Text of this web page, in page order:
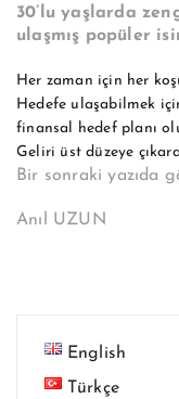
30’lu yaşlarda
ulaşmış popüler
Her zaman için her
Hedefe ulaşabilmek
finansal hedef planı
Geliri üst düzeye
Bir sonraki yazıda
Anıl UZUN
English
Türkçe